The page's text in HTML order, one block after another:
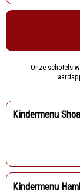
Onze schotels
Kindermenu
Kindermenu